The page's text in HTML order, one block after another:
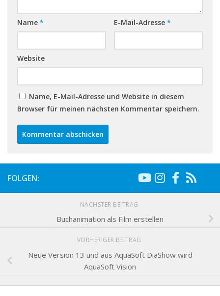
Name * E-Mail-Adresse *
Website
Name, E-Mail-Adresse und Website in diesem
Browser für meinen nächsten Kommentar speichern.
FOLGEN:
NÄCHSTER BEITRAG
Buchanimation als Film erstellen
VORHERIGER BEITRAG
Neue Version 13 und aus AquaSoft DiaShow wird
AquaSoft Vision